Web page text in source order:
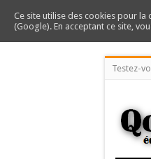
Testez-
Ce site utilise des cookies pour
(Google). En acceptant ce site,